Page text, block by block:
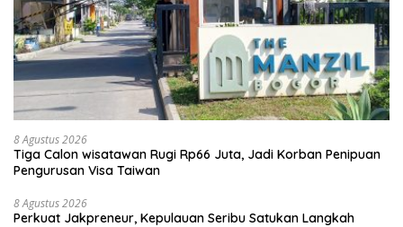
8 Agustus 2026
Tiga Calon wisatawan Rugi Rp66 Juta, Jadi Korban Penipuan
Pengurusan Visa Taiwan
8 Agustus 2026
Perkuat Jakpreneur, Kepulauan Seribu Satukan Langkah